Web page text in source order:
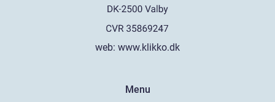
web: www.klikko.dk
Menu